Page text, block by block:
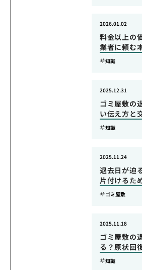
料金以上の
業者に頼む
2026.01.02
知識
ゴミ屋敷の
い伝え方と
2025.12.31
知識
退去日が迫
片付けるた
2025.11.24
ゴミ屋敷
ゴミ屋敷の
る？原状回
2025.11.18
知識